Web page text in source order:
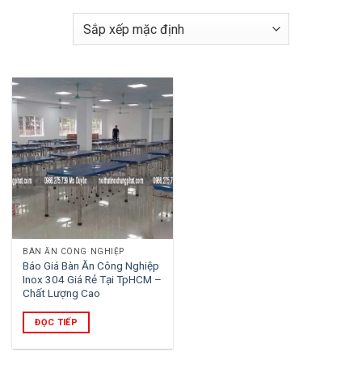
BÀN ĂN CÔNG NGHIỆP
Báo Giá Bàn Ăn Công Nghiệp
Inox 304 Giá Rẻ Tại TpHCM –
Chất Lượng Cao
ĐỌC TIẾP